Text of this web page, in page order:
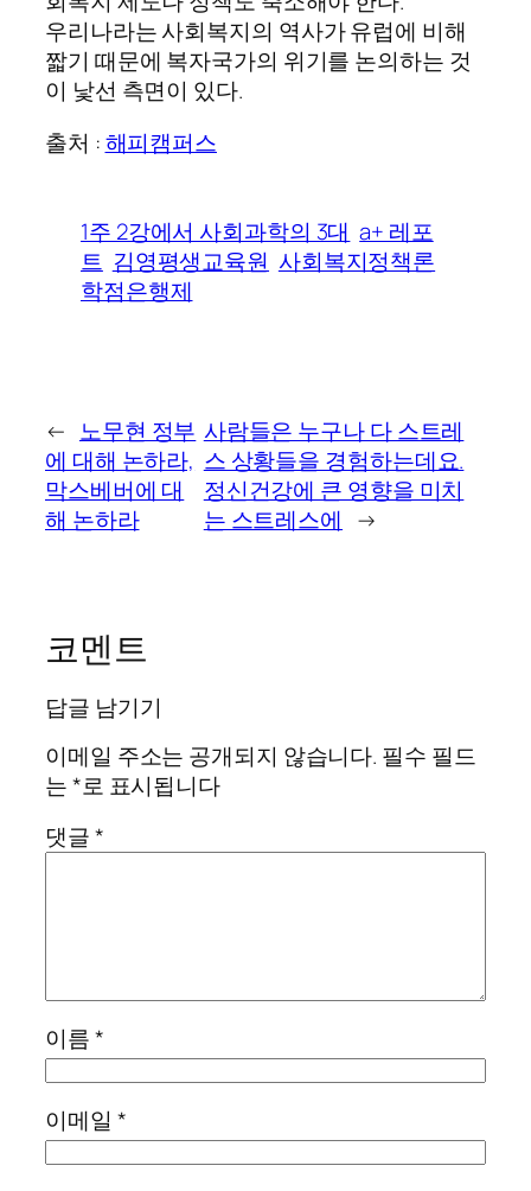
우리나라는 사회복지의 역사가 유럽에 비해
짧기 때문에 복자국가의 위기를 논의하는 것
이 낯선 측면이 있다.
출처 :해피캠퍼스
1주 2강에서 사회과학의 3대 a+ 레포
트 김영평생교육원 사회복지정책론
학점은행제
← 노무현 정부
에 대해 논하라,
막스베버에 대
해 논하라
사람들은 누구나 다 스트레
스 상황들을 경험하는데요.
정신건강에 큰 영향을 미치
는 스트레스에 →
코멘트
답글 남기기
이메일 주소는 공개되지 않습니다. 필수 필드
는*로 표시됩니다
댓글*
이름*
이메일 *